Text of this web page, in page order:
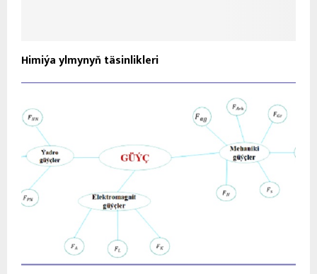
Himiýa ylmynyň täsinlikleri